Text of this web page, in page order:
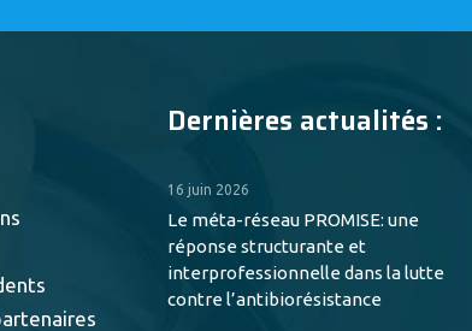
Dernières actualités :
16 juin 2026
Le méta-réseau PROMISE: une
réponse structurante et
interprofessionnelle dans la lutte
contre l’antibiorésistance